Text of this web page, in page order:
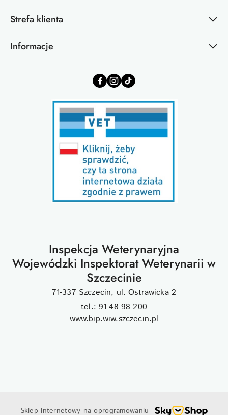
Strefa klienta
Informacje
Inspekcja Weterynaryjna
Wojewódzki Inspektorat Weterynarii w
Szczecinie
71-337 Szczecin, ul. Ostrawicka 2
tel.: 91 48 98 200
www.bip.wiw.szczecin.pl
Sklep internetowy na oprogramowaniu